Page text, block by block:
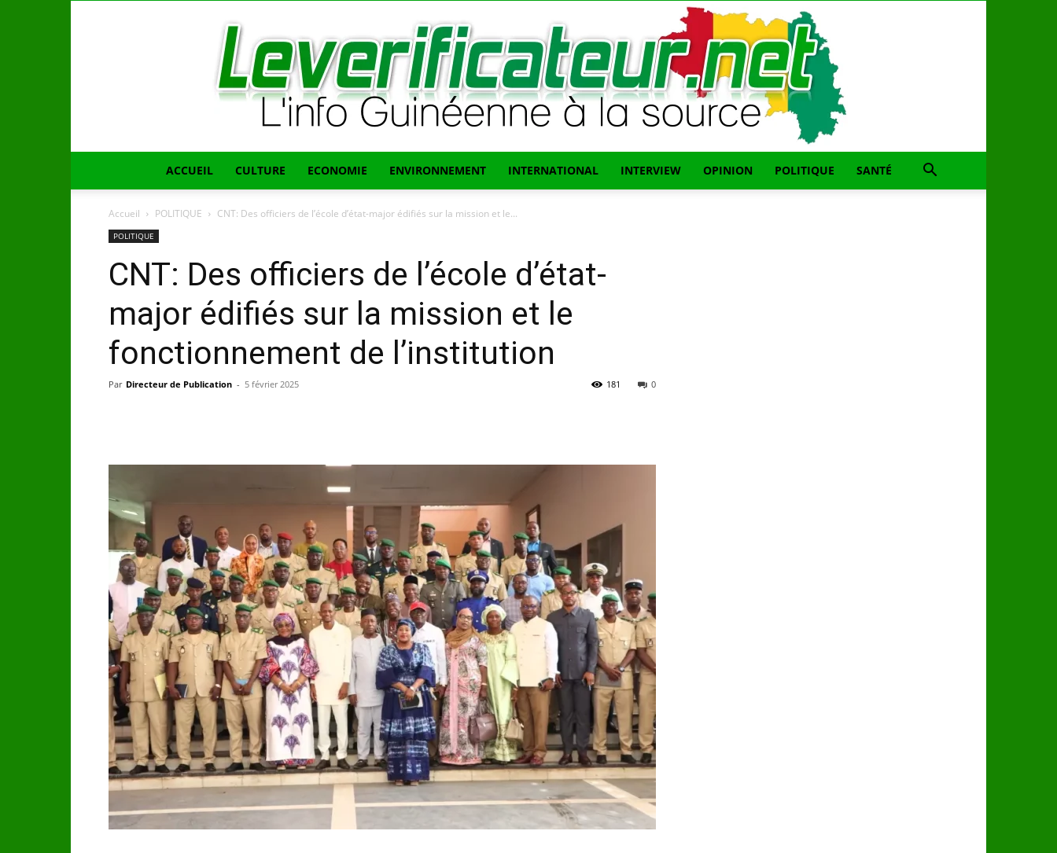
Guinéenne
la
source
ACCUEIL CULTURE ECONOMIE ENVIRONNEMENT INTERNATIONAL INTERVIEW OPINION POLITIQUE SANTÉ
Accueil POLITIQUE CNT: Des officiers de l’école d’état-major édifiés sur la mission et le...
POLITIQUE
CNT: Des officiers de l’école d’état-
major édifiés sur la mission et le
fonctionnement de l’institution
Par Directeur de Publication - 5 février 2025 0
181